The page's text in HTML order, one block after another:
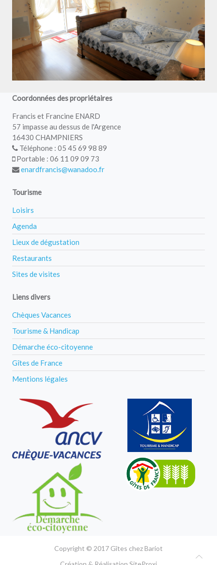
Coordonnées des propriétaires
Francis et Francine ENARD
57 impasse au dessus de l'Argence
16430 CHAMPNIERS
Téléphone : 05 45 69 98 89
Portable : 06 11 09 09 73
enardfrancis@wanadoo.fr
Tourisme
Loisirs
Agenda
Lieux de dégustation
Restaurants
Sites de visites
Liens divers
Chèques Vacances
Tourisme & Handicap
Démarche éco-citoyenne
Gîtes de France
Mentions légales
Copyright © 2017 Gîtes chez Bariot